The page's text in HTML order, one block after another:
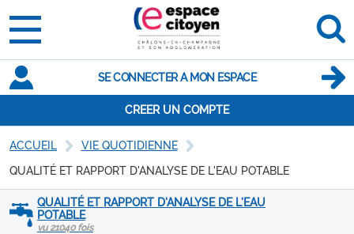
SE CONNECTER A MON ESPACE
CREER UN COMPTE
ACCUEIL
VIE QUOTIDIENNE
QUALITÉ ET RAPPORT D'ANALYSE DE L'EAU POTABLE
QUALITÉ ET RAPPORT D'ANALYSE DE L'EAU
POTABLE
vu 21040 fois